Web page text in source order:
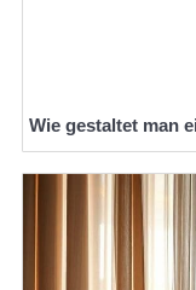
Wie gestaltet man